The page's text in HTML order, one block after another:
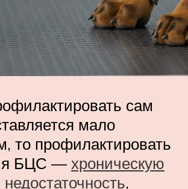
сам
мало
то профилактировать
БЦС — хроническую
,